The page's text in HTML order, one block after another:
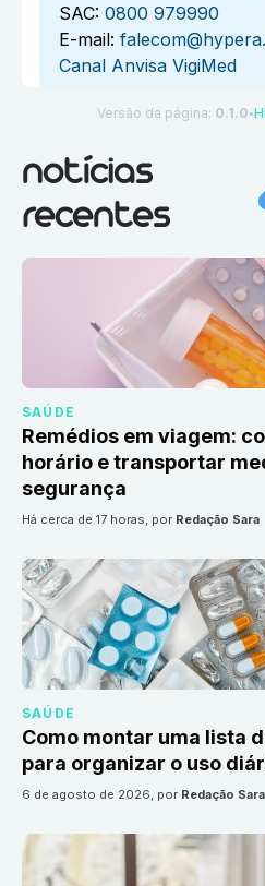
SAC: 0800 979990
E-mail:
Canal Anvisa VigiMed
Versão da página: 0.1.0 ●
notícias
recentes
SAÚDE
Remédios em viagem:
horário e transportar
segurança
há cerca de 17 horas, por Redação Sara
SAÚDE
Como montar uma lista
para organizar o uso
6 de agosto de 2026, por Redação Sara